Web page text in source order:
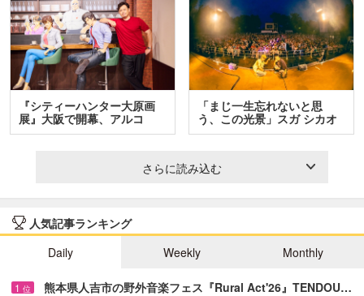
『シティーハンター大原画
展』大阪で開幕、アルコ
＆…
「まじ一生忘れないと思
う、この光景」スガ シカオ
と…
さらに読み込む
人気記事ランキング
Daily
Weekly Monthly
1 位 熊本県人吉市の野外音楽フェス『Rural Act'26』TENDOU…